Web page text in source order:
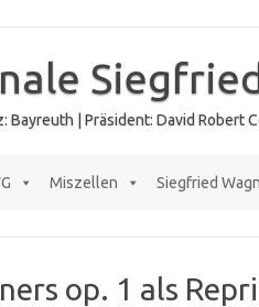
Bayreuth | Präsident: David Robert
Miszellen Siegfried
op. 1 als